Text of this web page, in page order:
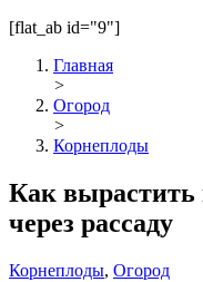
[flat_ab id="9"]
Главная
>
Огород
>
Корнеплоды
Как вырастить
через рассаду
Корнеплоды, Огород